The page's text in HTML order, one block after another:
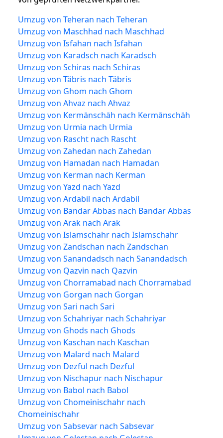
Umzug von Teheran nach Teheran
Umzug von Maschhad nach Maschhad
Umzug von Isfahan nach Isfahan
Umzug von Karadsch nach Karadsch
Umzug von Schiras nach Schiras
Umzug von Täbris nach Täbris
Umzug von Ghom nach Ghom
Umzug von Ahvaz nach Ahvaz
Umzug von Kermānschāh nach Kermānschāh
Umzug von Urmia nach Urmia
Umzug von Rascht nach Rascht
Umzug von Zahedan nach Zahedan
Umzug von Hamadan nach Hamadan
Umzug von Kerman nach Kerman
Umzug von Yazd nach Yazd
Umzug von Ardabil nach Ardabil
Umzug von Bandar Abbas nach Bandar Abbas
Umzug von Arak nach Arak
Umzug von Islamschahr nach Islamschahr
Umzug von Zandschan nach Zandschan
Umzug von Sanandadsch nach Sanandadsch
Umzug von Qazvin nach Qazvin
Umzug von Chorramabad nach Chorramabad
Umzug von Gorgan nach Gorgan
Umzug von Sari nach Sari
Umzug von Schahriyar nach Schahriyar
Umzug von Ghods nach Ghods
Umzug von Kaschan nach Kaschan
Umzug von Malard nach Malard
Umzug von Dezful nach Dezful
Umzug von Nischapur nach Nischapur
Umzug von Babol nach Babol
Umzug von Chomeinischahr nach
Chomeinischahr
Umzug von Sabsevar nach Sabsevar